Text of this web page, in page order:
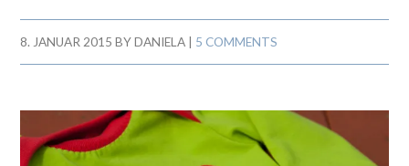
8. JANUAR 2015 BYDANIELA 5 COMMENTS